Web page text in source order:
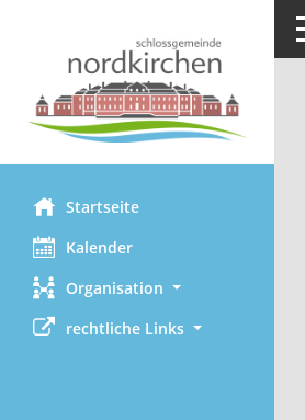
Startseite
Kalender
Organisation
rechtliche Links